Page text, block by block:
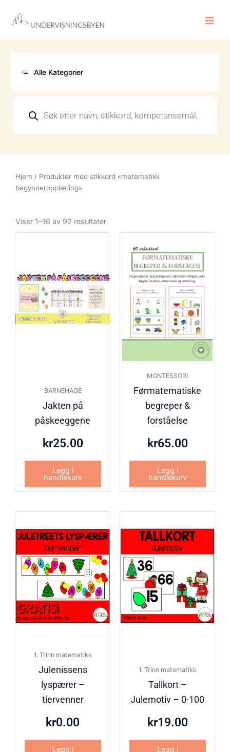
innholdet
Alle Kategorier
search
Hjem / Produkter med stikkord «matematikk
begynneropplæring»
Viser 1–16 av 92 resultateretter
BARNEHAGE
Jakten på
påskeeggene
kr25.00
Legg i
handlekurv
MONTESSORI
Førmatematiske
begreper &
forståelse
kr65.00
Legg i
handlekurv
1. Trinn matematikk
Julenissens
lyspærer –
tiervenner
kr0.00
Legg i
1. Trinn matematikk
Tallkort –
Julemotiv – 0-100
kr19.00
Legg i